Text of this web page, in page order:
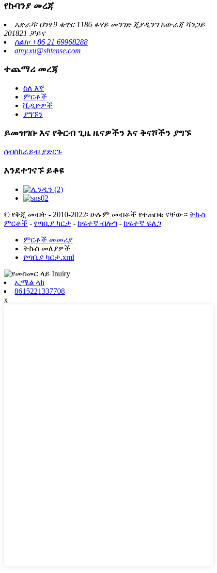
የኩባንያ መረጃ
አድራሻ፡ ህንፃ 9 ቁጥር 1186 ፉሃይ መንገድ ጂያዲንግ አውራጃ ሻንጋይ
201821 ቻይና
ስልክ፡ +86 21 69968288
amy.xu@shtense.com
ተጨማሪ መረጃ
ስለ እኛ
ምርቶች
ቪዲዮዎች
ያግኙን
ይመዝገቡ እና የቅርብ ጊዜ ዜናዎችን እና ቅናሾችን ያግኙ
ሰብስክራይብ ያድርጉ
እንደተገናኙ ይቆዩ
© የቅጂ መብት - 2010-2022፡ ሁሉም መብቶች የተጠበቁ ናቸው። ትኩስ
ምርቶች - የጣቢያ ካርታ - ከፍተኛ ብሎግ - ከፍተኛ ፍለጋ
ምርቶች መመሪያ
ትኩስ መለያዎች
የጣቢያ ካርታ.xml
ኢሜል ላክ
8615221337708
x